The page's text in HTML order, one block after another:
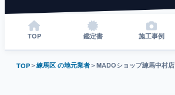
TOP 鑑定書 施工事例
TOP＞練馬区 の地元業者＞MADOショップ練馬中村店